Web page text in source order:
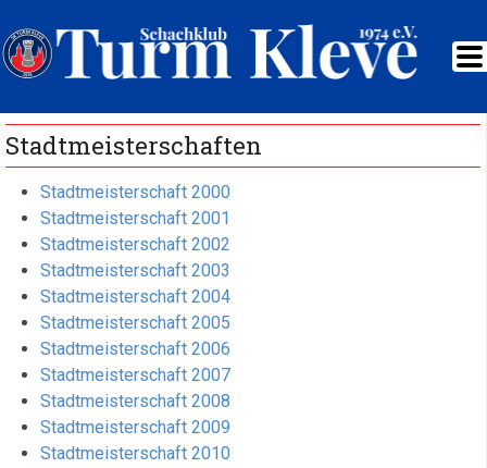
Stadtmeisterschaften
Stadtmeisterschaft 2000
Stadtmeisterschaft 2001
Stadtmeisterschaft 2002
Stadtmeisterschaft 2003
Stadtmeisterschaft 2004
Stadtmeisterschaft 2005
Stadtmeisterschaft 2006
Stadtmeisterschaft 2007
Stadtmeisterschaft 2008
Stadtmeisterschaft 2009
Stadtmeisterschaft 2010